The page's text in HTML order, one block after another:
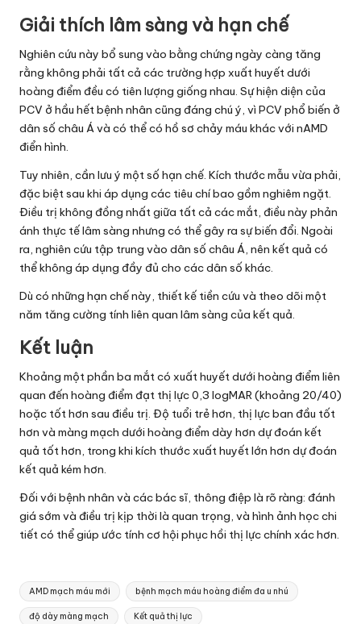
Giải thích lâm sàng và hạn chế
Nghiên cứu này bổ sung vào bằng chứng ngày càng tăng
rằng không phải tất cả các trường hợp xuất huyết dưới
hoàng điểm đều có tiên lượng giống nhau. Sự hiện diện của
PCV ở hầu hết bệnh nhân cũng đáng chú ý, vì PCV phổ biến ở
dân số châu Á và có thể có hồ sơ chảy máu khác với nAMD
điển hình.
Tuy nhiên, cần lưu ý một số hạn chế. Kích thước mẫu vừa phải,
đặc biệt sau khi áp dụng các tiêu chí bao gồm nghiêm ngặt.
Điều trị không đồng nhất giữa tất cả các mắt, điều này phản
ánh thực tế lâm sàng nhưng có thể gây ra sự biến đổi. Ngoài
ra, nghiên cứu tập trung vào dân số châu Á, nên kết quả có
thể không áp dụng đầy đủ cho các dân số khác.
Dù có những hạn chế này, thiết kế tiền cứu và theo dõi một
năm tăng cường tính liên quan lâm sàng của kết quả.
Kết luận
Khoảng một phần ba mắt có xuất huyết dưới hoàng điểm liên
quan đến hoàng điểm đạt thị lực 0,3 logMAR (khoảng 20/40)
hoặc tốt hơn sau điều trị. Độ tuổi trẻ hơn, thị lực ban đầu tốt
hơn và màng mạch dưới hoàng điểm dày hơn dự đoán kết
quả tốt hơn, trong khi kích thước xuất huyết lớn hơn dự đoán
kết quả kém hơn.
Đối với bệnh nhân và các bác sĩ, thông điệp là rõ ràng: đánh
giá sớm và điều trị kịp thời là quan trọng, và hình ảnh học chi
tiết có thể giúp ước tính cơ hội phục hồi thị lực chính xác hơn.
Tags:
AMD mạch máu mới bệnh mạch máu hoàng điểm đa u nhú
độ dày màng mạch Kết quả thị lực